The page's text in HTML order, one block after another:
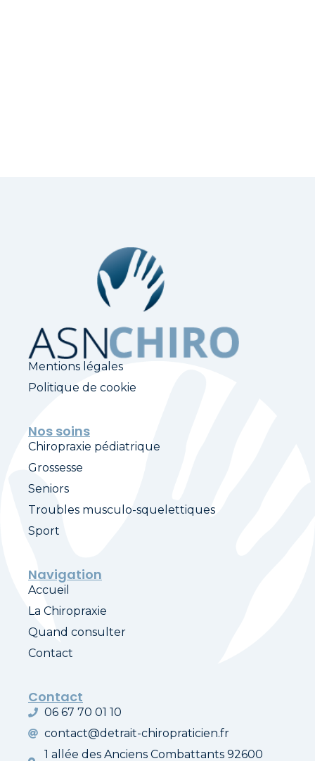
Mentions légales
Politique de cookie
Nos soins
Chiropraxie pédiatrique
Grossesse
Seniors
Troubles musculo-squelettiques
Sport
Navigation
Accueil
La Chiropraxie
Quand consulter
Contact
Contact
06 67 70 01 10
contact@detrait-chiropraticien.fr
1 allée des Anciens Combattants 92600